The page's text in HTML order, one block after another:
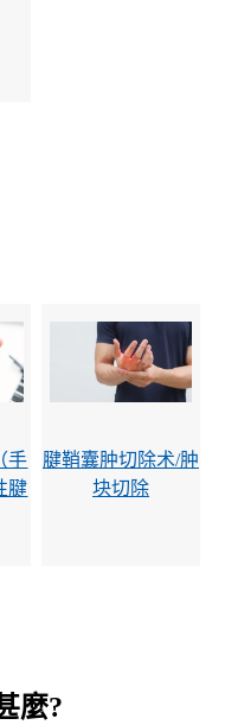
手
腱
腱鞘囊肿切除术/肿
块切除
麼?